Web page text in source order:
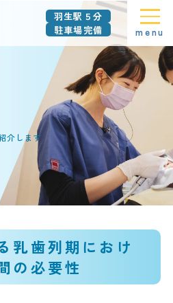
羽生駅５分
駐車場完備
menu
介します
乳歯列期におけ
の必要性